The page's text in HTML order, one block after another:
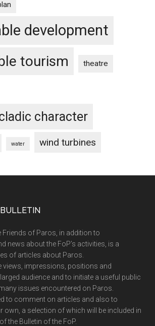
development
tourism theatre
character
water wind turbines
Friends of Paros, in addition to
news about the FoP’s activities, is a
of articles about Paros.
views, impressions, positions and
audience and to initiate a useful public
issues encountered on Paros.
to comment on articles and also to
own, a selection of which will be included in
the Bulletin of the FoP.